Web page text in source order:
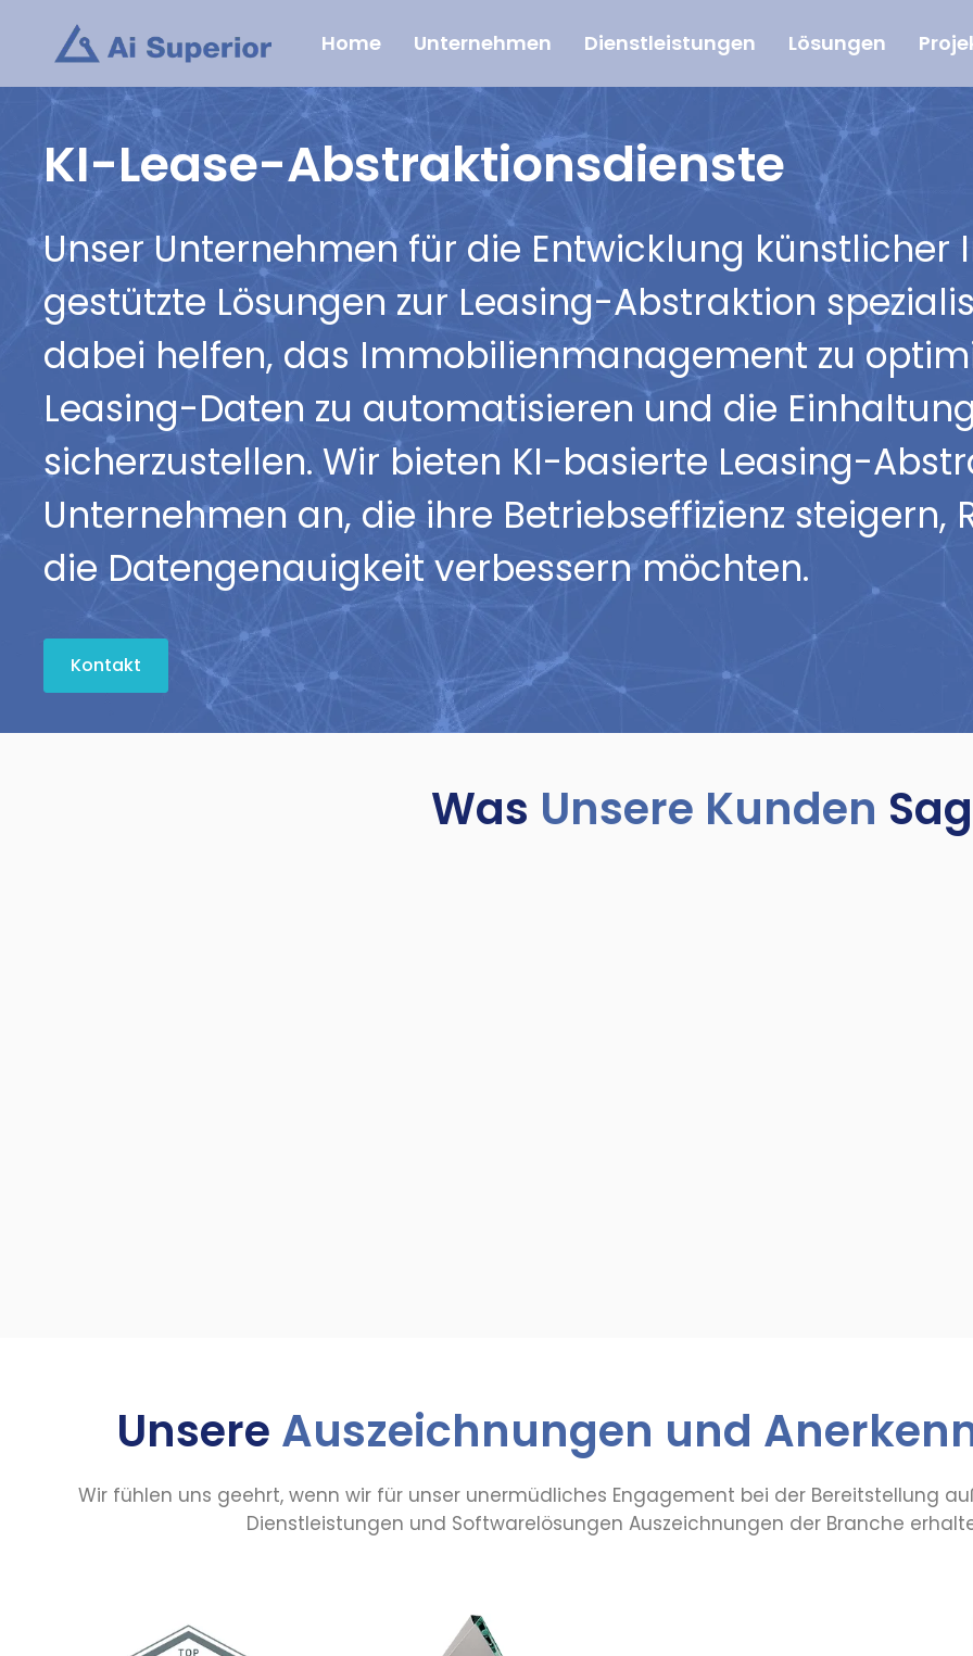
springen
Home Unternehmen Dienstleistungen Lösungen
KI-Lease-Abstraktionsdienste
Unser Unternehmen für die Entwicklung künstlicher
gestützte Lösungen zur Leasing-Abstraktion
dabei helfen, das Immobilienmanagement zu
Leasing-Daten zu automatisieren und die
sicherzustellen. Wir bieten KI-basierte Leasing-
Unternehmen an, die ihre Betriebseffizienz steigern,
die Datengenauigkeit verbessern möchten.
Kontakt
Was Unsere Kunden
Unsere Auszeichnungen und
Wir fühlen uns geehrt, wenn wir für unser unermüdliches Engagement bei der Bereitstellung
Dienstleistungen und Softwarelösungen Auszeichnungen der Branche